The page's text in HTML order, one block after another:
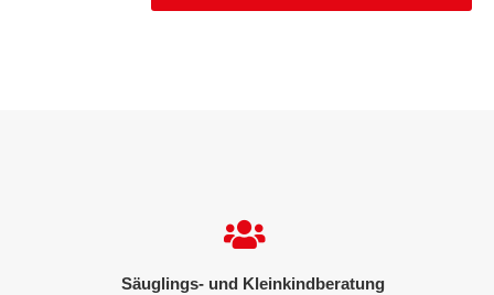
Säuglings- und Kleinkindberatung